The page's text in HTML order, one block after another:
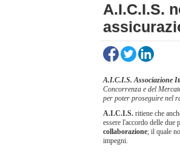
A.I.C.I.S.
A.I.C.I.S. Associazione
Concorrenza e del
per poter proseguire nel
A.I.C.I.S. ritiene che
essere l'accordo delle due
collaborazione; il quale
impegni.